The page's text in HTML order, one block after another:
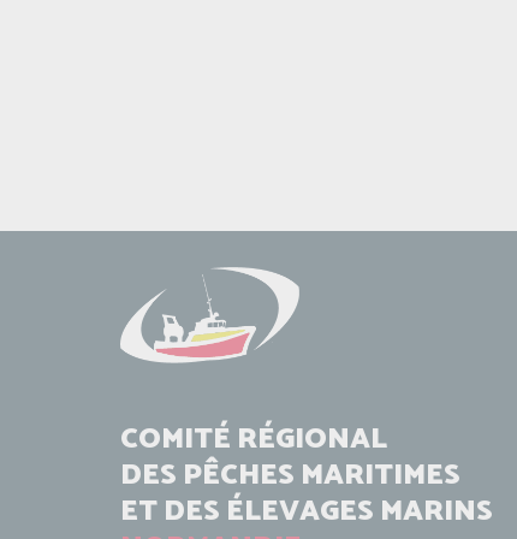
COMITÉ RÉGIONAL
DES PÊCHES MARITIMES
ET DES ÉLEVAGES MARINS